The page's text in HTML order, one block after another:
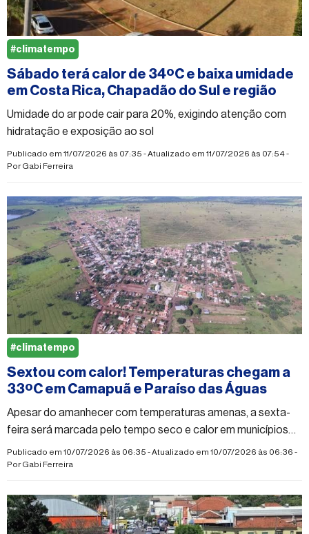
Sábado terá calor de 34ºC e baixa umidade
em Costa Rica, Chapadão do Sul e região
Umidade do ar pode cair para 20%, exigindo atenção com
hidratação e exposição ao sol
Publicado em 11/07/2026 às 07:35 - Atualizado em 11/07/2026 às 07:54 -
PorGabi Ferreira
#climatempo
Sextou com calor! Temperaturas chegam a
33ºC em Camapuã e Paraíso das Águas
Apesar do amanhecer com temperaturas amenas, a sexta-
feira será marcada pelo tempo seco e calor em municípios
da região Norte e Nordeste de MS; confira
Publicado em 10/07/2026 às 06:35 - Atualizado em 10/07/2026 às 06:36 -
PorGabi Ferreira
#climatempo